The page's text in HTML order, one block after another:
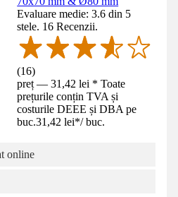
Evaluare medie: 3.6 din 5
stele. 16 Recenzii.
(16)
preț — 31,42 lei * Toate
prețurile conțin TVA și
costurile DEEE și DBA pe
buc.31,42 lei*/ buc.
online